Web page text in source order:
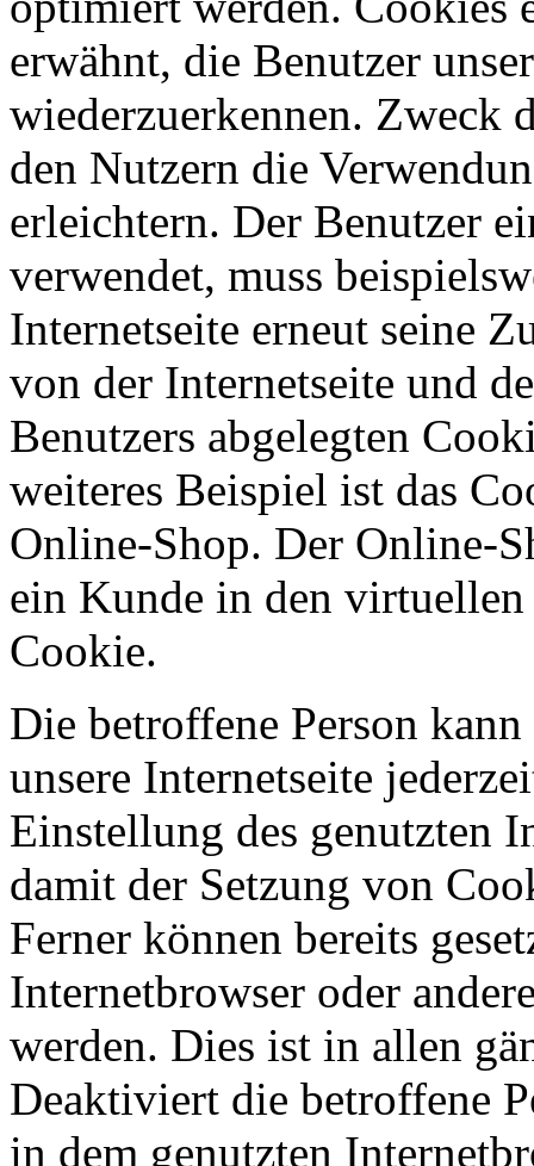
erwähnt, die Benutzer
wiederzuerkennen. Zweck
den Nutzern die
erleichtern. Der Benutzer
verwendet, muss
Internetseite erneut seine
von der Internetseite und
Benutzers abgelegten
weiteres Beispiel ist das
Online-Shop. Der Online-
ein Kunde in den
Cookie.
Die betroffene Person
unsere Internetseite
Einstellung des genutzten
damit der Setzung von
Ferner können bereits
Internetbrowser oder
werden. Dies ist in allen
Deaktiviert die betroffene
in dem genutzten